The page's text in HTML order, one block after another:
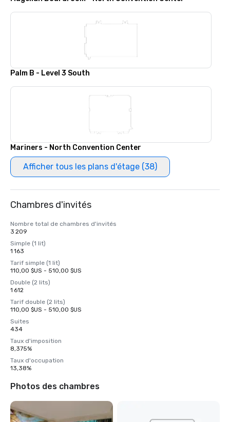
Palm B - Level 3 South
Mariners - North Convention Center
Afficher tous les plans d'étage (38)
Chambres d'invités
Nombre total de chambres d'invités
3 209
Simple (1 lit)
1 163
Tarif simple (1 lit)
110,00 $US - 510,00 $US
Double (2 lits)
1 612
Tarif double (2 lits)
110,00 $US - 510,00 $US
Suites
434
Taux d'imposition
8,375%
Taux d'occupation
13,38%
Photos des chambres